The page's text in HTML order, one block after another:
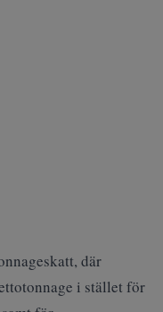
där
i stället för